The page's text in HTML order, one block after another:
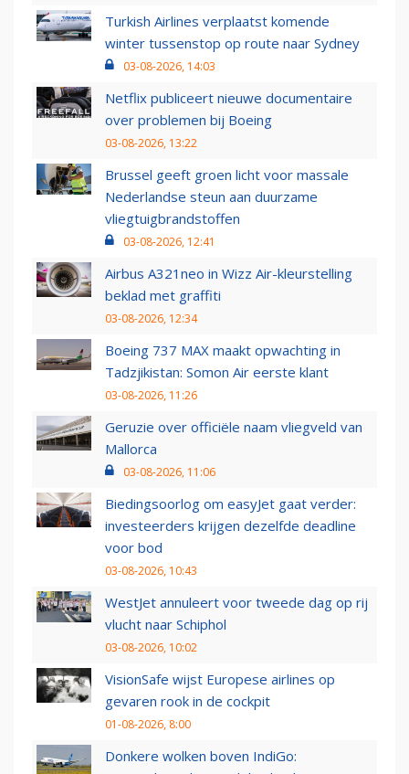
Turkish Airlines verplaatst komende
winter tussenstop op route naar Sydney
03-08-2026, 14:03
Netflix publiceert nieuwe documentaire
over problemen bij Boeing
03-08-2026, 13:22
Brussel geeft groen licht voor massale
Nederlandse steun aan duurzame
vliegtuigbrandstoffen
03-08-2026, 12:41
Airbus A321neo in Wizz Air-kleurstelling
beklad met graffiti
03-08-2026, 12:34
Boeing 737 MAX maakt opwachting in
Tadzjikistan: Somon Air eerste klant
03-08-2026, 11:26
Geruzie over officiële naam vliegveld van
Mallorca
03-08-2026, 11:06
Biedingsoorlog om easyJet gaat verder:
investeerders krijgen dezelfde deadline
voor bod
03-08-2026, 10:43
WestJet annuleert voor tweede dag op rij
vlucht naar Schiphol
03-08-2026, 10:02
VisionSafe wijst Europese airlines op
gevaren rook in de cockpit
01-08-2026, 8:00
Donkere wolken boven IndiGo: